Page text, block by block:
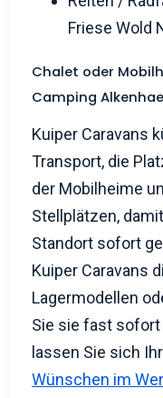
Chalet oder
Camping
Kuiper Caravans
Transport, die
der Mobilheime
Stellplätzen,
Standort sofort
Kuiper Caravans
Lagermodellen
Sie sie fast sofort
lassen Sie sich
Wünschen im
eines der anderen
Sie möchten ein